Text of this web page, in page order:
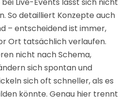
Live-Events lässt sich nicht
So detailliert Konzepte auch
– entscheidend ist immer,
Ort tatsächlich verlaufen.
nicht nach Schema,
sich spontan und
sich oft schneller, als es
könnte. Genau hier trennt